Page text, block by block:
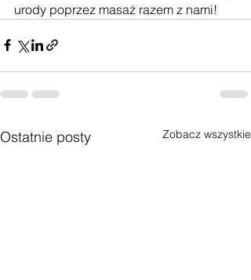
urody poprzez masaż razem z nami!
Ostatnie posty Zobacz wszystkie